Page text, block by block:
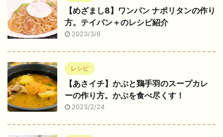
【めざまし8】ワンパン ナポリタンの作り
方。テイバン＋のレシピ紹介
2023/3/6
レシピ
【あさイチ】かぶと鶏手羽のスープカレ
ーの作り方。かぶを食べ尽くす！
2023/2/24